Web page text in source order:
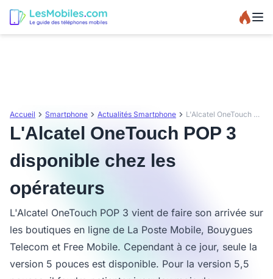
Accueil Smartphone Actualités Smartphone L'Alcatel OneTouch POP 3 disponible chez les opérateurs
L'Alcatel OneTouch POP 3
disponible chez les
opérateurs
L'Alcatel OneTouch POP 3 vient de faire son arrivée sur
les boutiques en ligne de La Poste Mobile, Bouygues
Telecom et Free Mobile. Cependant à ce jour, seule la
version 5 pouces est disponible. Pour la version 5,5